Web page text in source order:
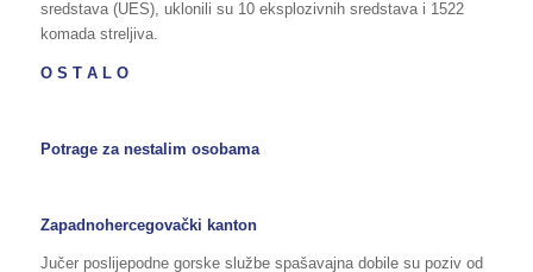
sredstava (UES), uklonili su 10 eksplozivnih sredstava i 1522
komada streljiva.
O S T A L O
Potrage za nestalim osobama
Zapadnohercegovački kanton
Jučer poslijepodne gorske službe spašavajna dobile su poziv od